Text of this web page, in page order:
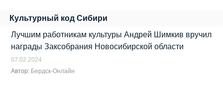
Культурный код Сибири
Лучшим работникам культуры Андрей Шимкив вручил
награды Заксобрания Новосибирской области
07.02.2024
Автор: Бердск-Онлайн